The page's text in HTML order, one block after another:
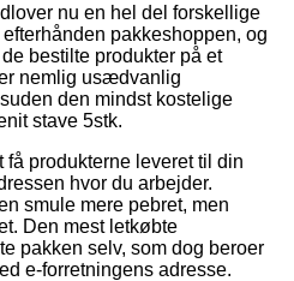
nu en hel del forskellige
pakkeshoppen, og
bestilte produkter på et
nemlig usædvanlig
den mindst kostelige
stave 5stk.
produkterne leveret til din
hvor du arbejder.
smule mere pebret, men
Den mest letkøbte
pakken selv, som dog beroer
e-forretningens adresse.